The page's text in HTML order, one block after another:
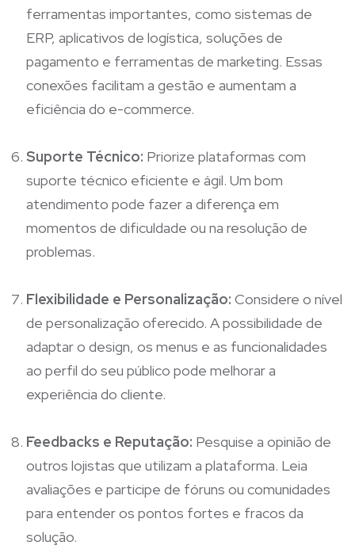
ferramentas importantes, como sistemas de
ERP, aplicativos de logística, soluções de
pagamento e ferramentas de marketing. Essas
conexões facilitam a gestão e aumentam a
eficiência do e-commerce.
Suporte Técnico: Priorize plataformas com
suporte técnico eficiente e ágil. Um bom
atendimento pode fazer a diferença em
momentos de dificuldade ou na resolução de
problemas.
Flexibilidade e Personalização: Considere o nível
de personalização oferecido. A possibilidade de
adaptar o design, os menus e as funcionalidades
ao perfil do seu público pode melhorar a
experiência do cliente.
Feedbacks e Reputação: Pesquise a opinião de
outros lojistas que utilizam a plataforma. Leia
avaliações e participe de fóruns ou comunidades
para entender os pontos fortes e fracos da
solução.